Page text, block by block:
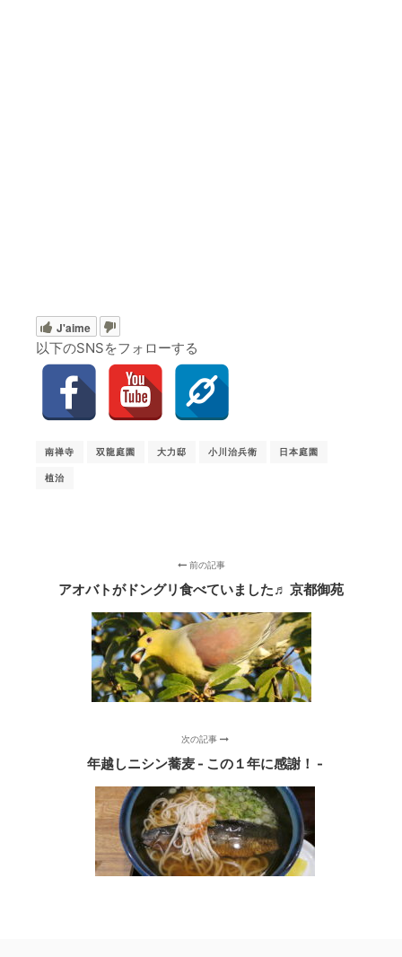
J'aime
以下のSNSをフォローする
南禅寺 双龍庭園 大力邸 小川治兵衛 日本庭園
植治
前の記事
アオバトがドングリ食べていました♬ 京都御苑
次の記事
年越しニシン蕎麦 - この１年に感謝！ -